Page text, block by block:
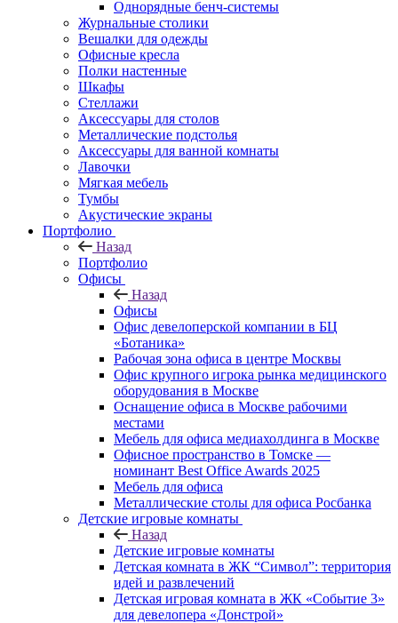
Однорядные бенч-системы
Журнальные столики
Вешалки для одежды
Офисные кресла
Полки настенные
Шкафы
Стеллажи
Аксессуары для столов
Металлические подстолья
Аксессуары для ванной комнаты
Лавочки
Мягкая мебель
Тумбы
Акустические экраны
Портфолио
Назад
Портфолио
Офисы
Назад
Офисы
Офис девелоперской компании в БЦ
«Ботаника»
Рабочая зона офиса в центре Москвы
Офис крупного игрока рынка медицинского
оборудования в Москве
Оснащение офиса в Москве рабочими
местами
Мебель для офиса медиахолдинга в Москве
Офисное пространство в Томске —
номинант Best Office Awards 2025
Мебель для офиса
Металлические столы для офиса Росбанка
Детские игровые комнаты
Назад
Детские игровые комнаты
Детская комната в ЖК “Символ”: территория
идей и развлечений
Детская игровая комната в ЖК «Событие 3»
для девелопера «Донстрой»